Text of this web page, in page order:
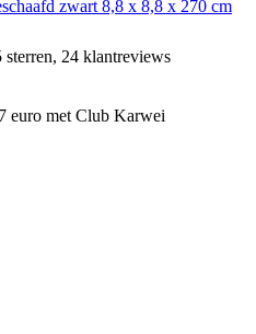
zwart 8,8 x 8,8 x 270 cm
sterren, 24 klantreviews
euro met Club Karwei